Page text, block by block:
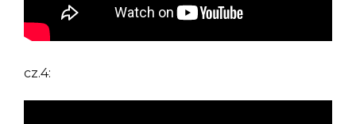
cz.4: